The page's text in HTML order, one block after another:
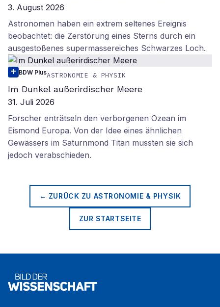
3. August 2026
Astronomen haben ein extrem seltenes Ereignis
beobachtet: die Zerstörung eines Sterns durch ein
ausgestoßenes supermassereiches Schwarzes Loch.
BDW PlusASTRONOMIE & PHYSIK
Im Dunkel außerirdischer Meere
31. Juli 2026
Forscher enträtseln den verborgenen Ozean im
Eismond Europa. Von der Idee eines ähnlichen
Gewässers im Saturnmond Titan mussten sie sich
jedoch verabschieden.
← ZURÜCK ZU ASTRONOMIE & PHYSIK
ZUR STARTSEITE